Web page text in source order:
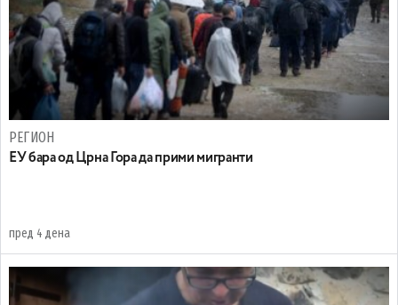
РЕГИОН
EУ бара од Црна Гора да прими мигранти
пред 4 дена